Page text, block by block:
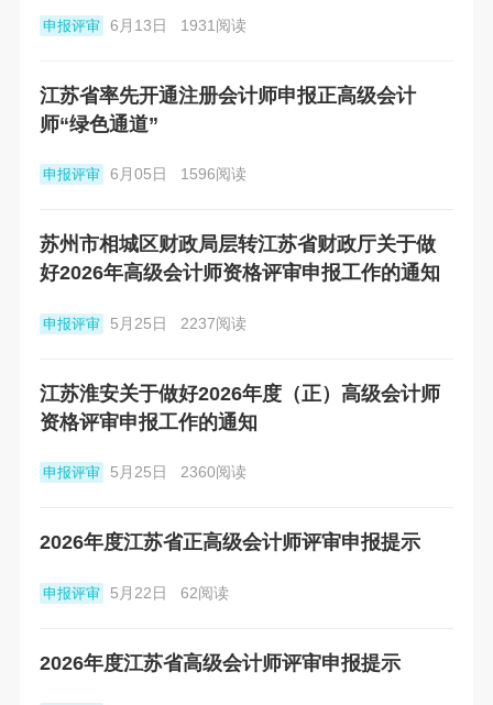
申报评审 6月13日 1931阅读
江苏省率先开通注册会计师申报正高级会计
师“绿色通道”
申报评审 6月05日 1596阅读
苏州市相城区财政局层转江苏省财政厅关于做
好2026年高级会计师资格评审申报工作的通知
申报评审 5月25日 2237阅读
江苏淮安关于做好2026年度（正）高级会计师
资格评审申报工作的通知
申报评审 5月25日 2360阅读
2026年度江苏省正高级会计师评审申报提示
申报评审 5月22日 62阅读
2026年度江苏省高级会计师评审申报提示